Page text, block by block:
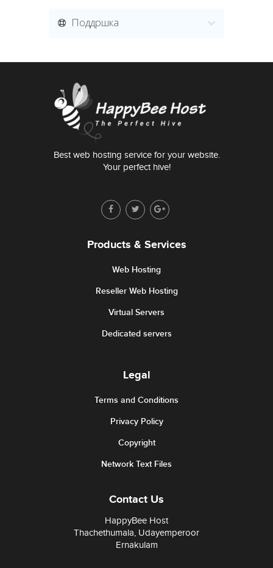
Поддршка
Best web hosting service for your website.
Your perfect hive!
Products & Services
Web Hosting
Reseller Web Hosting
Virtual Servers
Dedicated servers
Legal
Terms and Conditions
Privacy Policy
Copyright
Network Text Files
Contact Us
HappyBee Host
Thachethumala, Udayemperoor
Ernakulam